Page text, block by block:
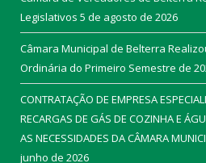
Legislativos 5 de agosto de 2026
Câmara Municipal de Belterra
Ordinária do Primeiro Semestre de
CONTRATAÇÃO DE EMPRESA
RECARGAS DE GÁS DE COZINHA E
AS NECESSIDADES DA CÂMARA
junho de 2026